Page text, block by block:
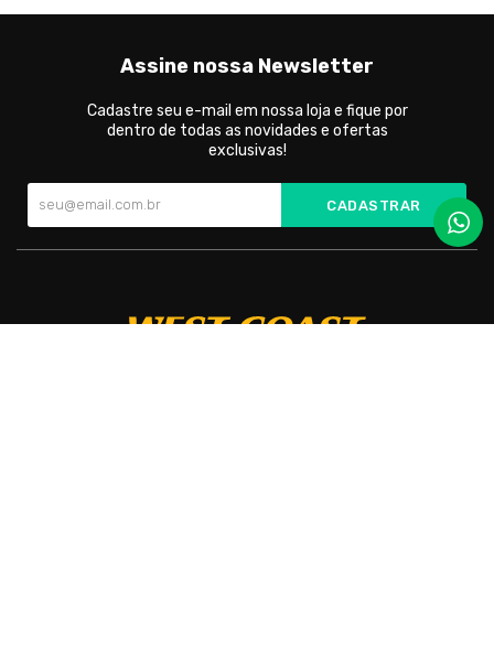
Assine nossa Newsletter
Cadastre seu e-mail em nossa loja e fique por
dentro de todas as novidades e ofertas
exclusivas!
CADASTRAR